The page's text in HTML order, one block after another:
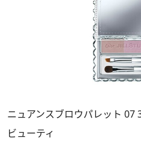
ニュアンスブロウパレット 07
ビューティ